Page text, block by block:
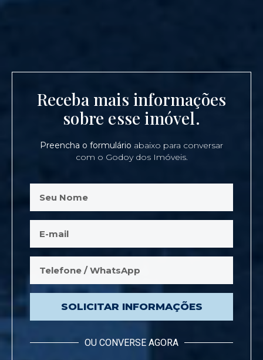
Receba mais informações
sobre esse imóvel.
Preencha o formulário abaixo para conversar
com o Godoy dos Imóveis.
SOLICITAR INFORMAÇÕES
OU CONVERSE AGORA